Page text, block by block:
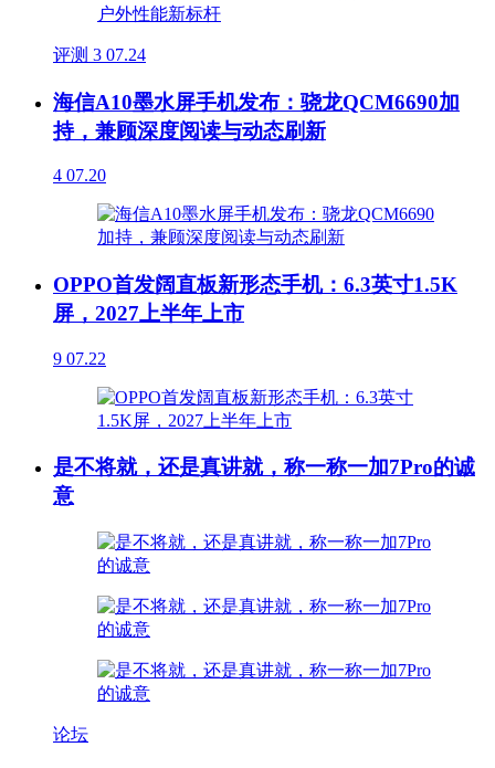
评测 3 07.24
海信A10墨水屏手机发布：骁龙QCM6690加
持，兼顾深度阅读与动态刷新
4 07.20
OPPO首发阔直板新形态手机：6.3英寸1.5K
屏，2027上半年上市
9 07.22
是不将就，还是真讲就，称一称一加7Pro的诚
意
论坛